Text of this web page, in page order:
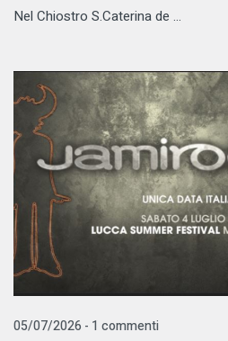
Nel Chiostro S.Caterina de ...
05/07/2026 - 1 commenti